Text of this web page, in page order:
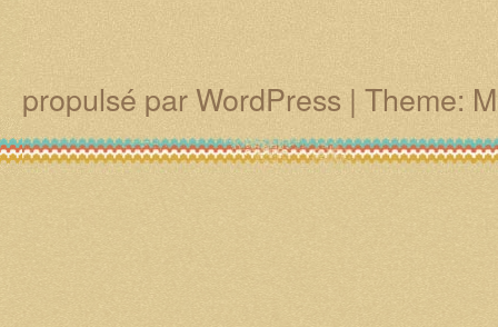
propulsé par WordPress| Theme: